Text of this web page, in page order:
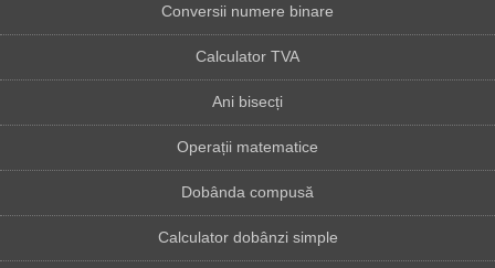
Conversii numere binare
Calculator TVA
Ani bisecți
Operații matematice
Dobânda compusă
Calculator dobânzi simple